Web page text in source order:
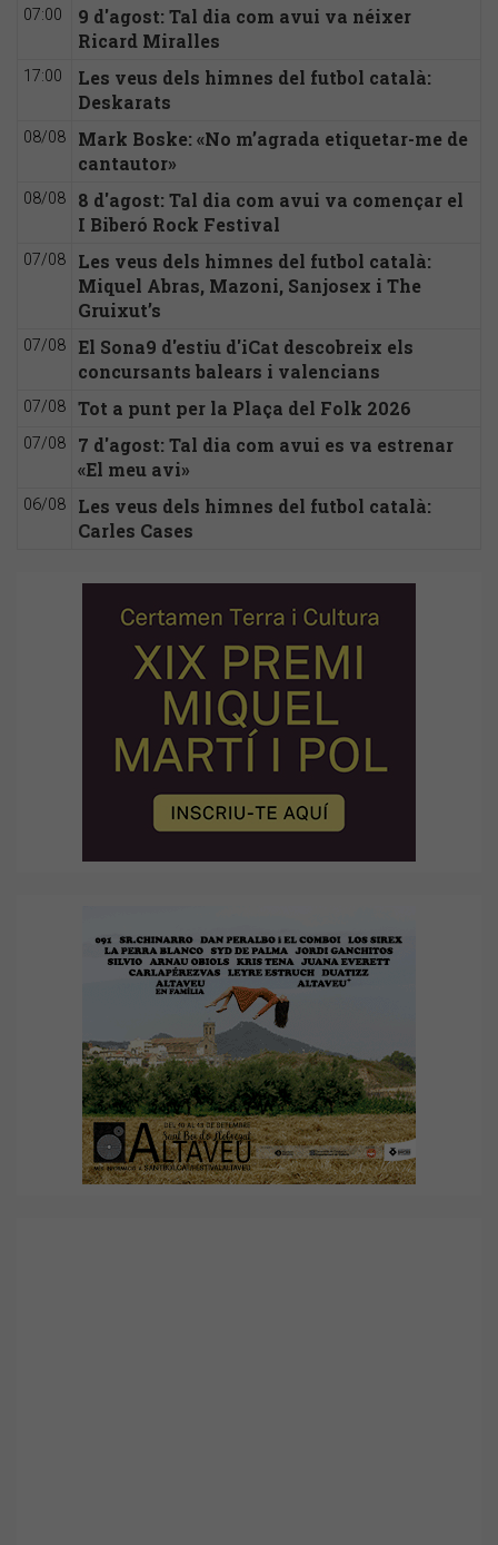
07:00
9 d'agost: Tal dia com avui va néixer
Ricard Miralles
17:00
Les veus dels himnes del futbol català:
Deskarats
08/08
Mark Boske: «No m’agrada etiquetar-me de
cantautor»
08/08
8 d'agost: Tal dia com avui va començar el
I Biberó Rock Festival
07/08
Les veus dels himnes del futbol català:
Miquel Abras, Mazoni, Sanjosex i The
Gruixut’s
07/08
El Sona9 d'estiu d'iCat descobreix els
concursants balears i valencians
07/08 Tot a punt per la Plaça del Folk 2026
07/08
7 d'agost: Tal dia com avui es va estrenar
«El meu avi»
06/08
Les veus dels himnes del futbol català:
Carles Cases